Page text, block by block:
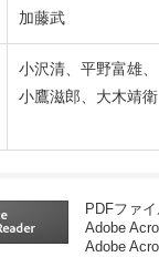
加藤武
小沢清、平野富雄、
小鷹滋郎、大木靖衛
PDFファ
Adobe
Adobe